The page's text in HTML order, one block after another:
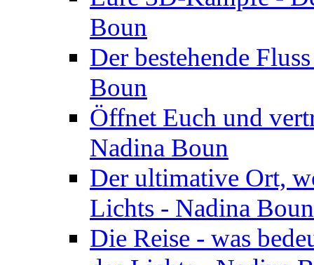
Boun
Der bestehende
Boun
Öffnet Euch und
Nadina Boun
Der ultimative Ort,
Lichts - Nadina Boun
Die Reise - was